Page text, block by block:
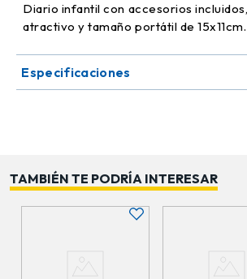
Diario infantil con accesorios
atractivo y tamaño portátil de 15x11cm.
Especificaciones
TAMBIÉN TE PODRÍA INTERESAR